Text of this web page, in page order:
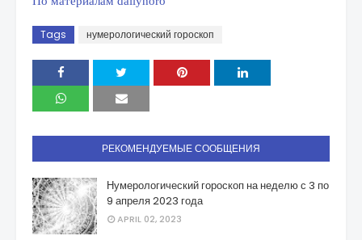
Tags нумерологический гороскоп
РЕКОМЕНДУЕМЫЕ СООБЩЕНИЯ
Нумерологический гороскоп на неделю с 3 по
9 апреля 2023 года
APRIL 02, 2023